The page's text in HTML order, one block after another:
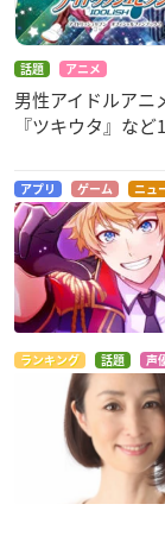
話題 アニメ
男性アイドルアニ
『ツキウタ』など
アプリ ゲーム ニュ
ランキング 話題 声